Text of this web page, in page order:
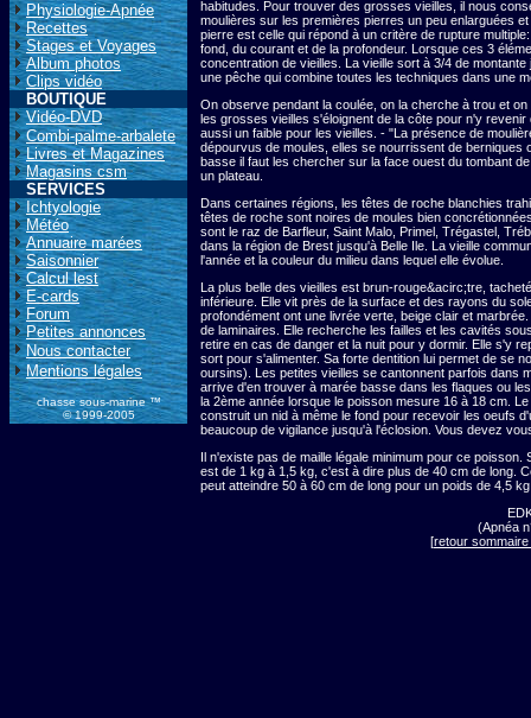
Physiologie-Apnée
Recettes
Stages et Voyages
Album photos
Clips vidéo
BOUTIQUE
Vidéo-DVD
Combi-palme-arbalete
Livres et Magazines
Magasins csm
SERVICES
Ichtyologie
Météo
Annuaire marées
Saisonnier
Calcul lest
E-cards
Forum
Petites annonces
Nous contacter
Mentions légales
chasse sous-marine ™
© 1999-2005
habitudes. Pour trouver des grosses vieilles, il nous
moulières sur les premières pierres un peu enlarguées
pierre est celle qui répond à un critère de rupture
fond, du courant et de la profondeur. Lorsque ces 3
concentration de vieilles. La vieille sort à 3/4 de
une pêche qui combine toutes les techniques dans une
On observe pendant la coulée, on la cherche à trou et
les grosses vieilles s'éloignent de la côte pour n'y
aussi un faible pour les vieilles. - "La présence de
dépourvus de moules, elles se nourrissent de berniques
basse il faut les chercher sur la face ouest du tombant
un plateau.
Dans certaines régions, les têtes de roche blanchies
têtes de roche sont noires de moules bien
sont le raz de Barfleur, Saint Malo, Primel, Trégastel,
dans la région de Brest jusqu'à Belle Ile. La vieille
l'année et la couleur du milieu dans lequel elle évolue.
La plus belle des vieilles est brun-rouge&acirc;tre,
inférieure. Elle vit près de la surface et des rayons du
profondément ont une livrée verte, beige clair et
de laminaires. Elle recherche les failles et les cavités
retire en cas de danger et la nuit pour y dormir. Elle s'y
sort pour s'alimenter. Sa forte dentition lui permet de se
oursins). Les petites vieilles se cantonnent parfois dans
arrive d'en trouver à marée basse dans les flaques ou
la 2ème année lorsque le poisson mesure 16 à 18 cm.
construit un nid à même le fond pour recevoir les oeufs
beaucoup de vigilance jusqu'à l'éclosion. Vous devez
Il n'existe pas de maille légale minimum pour ce
est de 1 kg à 1,5 kg, c'est à dire plus de 40 cm de long.
peut atteindre 50 à 60 cm de long pour un poids de 4,5
(Apnéa
[retour